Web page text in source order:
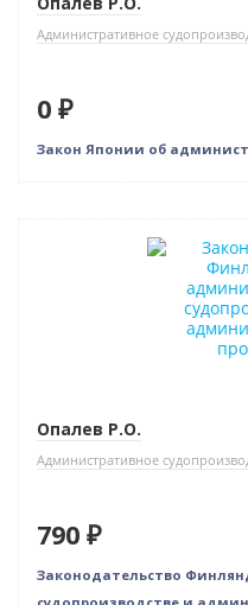
Административное
0 ₽
Закон Японии об
Опалев Р.О.
Административное
790 ₽
Законодательство